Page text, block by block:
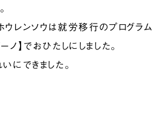
ウレンソウは就労移行のプログラム
ーノ】でおひたしにしました。
にできました。